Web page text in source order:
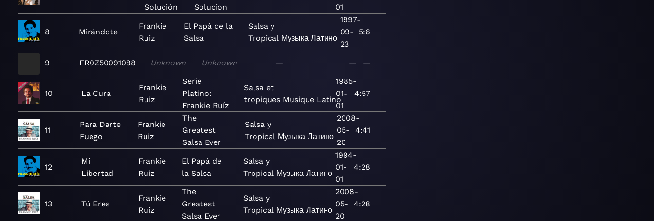
Solución
Solucion
01
8 Mirándote
Frankie
Ruiz
El Papá de la
Salsa
Salsa y
Tropical Музыка Латино
1997-
09-
23
5:6
9 FR0Z50091088 Unknown Unknown — — —
10 La Cura
Frankie
Ruiz
Serie
Platino:
Frankie Ruíz
Salsa et
tropiques Musique Latino
1985-
01-
01
4:57
11
Para Darte
Fuego
Frankie
Ruiz
The
Greatest
Salsa Ever
Salsa y
Tropical Музыка Латино
2008-
05-
20
4:41
12
Mi
Libertad
Frankie
Ruiz
El Papá de
la Salsa
Salsa y
Tropical Музыка Латино
1994-
01-
01
4:28
13 Tú Eres
Frankie
Ruiz
The
Greatest
Salsa Ever
Salsa y
Tropical Музыка Латино
2008-
05-
20
4:28